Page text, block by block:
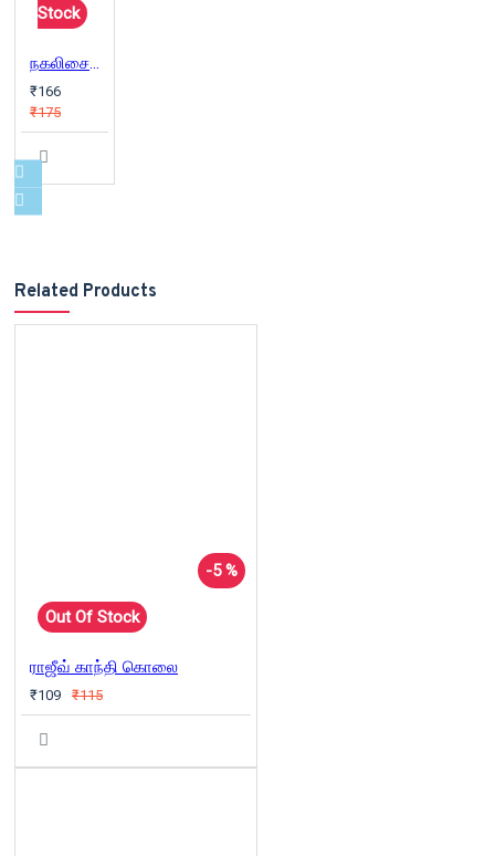
Stock
நகலிசைக் கலைஞன்
₹166
₹175
Related Products
-5 %
Out Of Stock
ராஜீவ் காந்தி கொலை
₹109 ₹115